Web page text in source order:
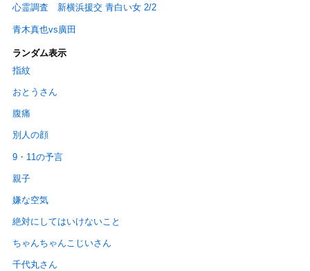
心霊調査 新横浜援交 青白い女 2/2
青木真也vs廣田
ランダム表示
指紋
おとうさん
腹痛
別人の顔
9・11の予言
親子
嫌な空気
絶対にしてはいけないこと
ちゃんちゃんこじいさん
千代丸さん